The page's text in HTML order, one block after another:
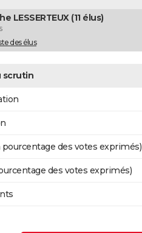
LESSERTEUX (11 élus)
des élus
scrutin
pourcentage des votes exprimés)
des votes exprimés)